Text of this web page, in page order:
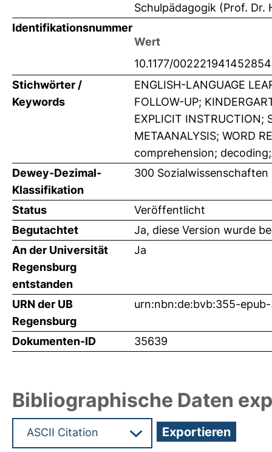
Schulpädagogik (Prof. Dr.
Identifikationsnummer
Wert
10.1177/
Stichwörter /
Keywords
ENGLISH-LANGUAGE
FOLLOW-UP;
EXPLICIT INSTRUCTION;
METAANALYSIS; WORD
comprehension;
Dewey-Dezimal-
Klassifikation
300
Status
Veröffentlicht
Begutachtet
Ja, diese Version wurde
An der Universität
Regensburg
entstanden
Ja
URN der UB
Regensburg
urn:nbn:de:bvb:355-
Dokumenten-ID 35639
Bibliographische Daten